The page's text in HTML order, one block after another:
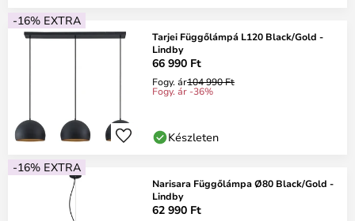
-16% EXTRA
Tarjei Függőlámpá L120 Black/Gold -
Lindby
66 990 Ft
Fogy. ár104 990 Ft
Fogy. ár -36%
Készleten
-16% EXTRA
Narisara Függőlámpa Ø80 Black/Gold -
Lindby
62 990 Ft